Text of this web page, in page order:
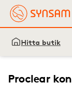
Hitta butik
Proclear